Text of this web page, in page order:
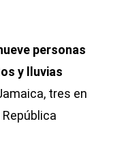
personas
y lluvias
tres en